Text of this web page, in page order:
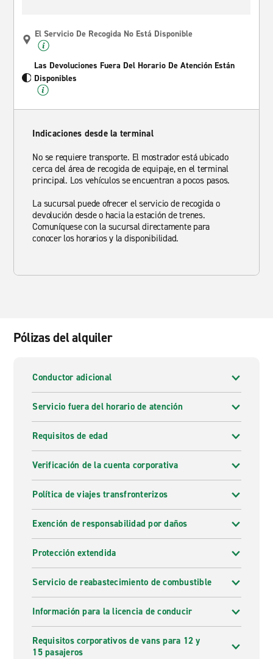
El Servicio De Recogida No Está Disponible
Las Devoluciones Fuera Del Horario De Atención Están
Disponibles
Indicaciones desde la terminal
No se requiere transporte. El mostrador está ubicado
cerca del área de recogida de equipaje, en el terminal
principal. Los vehículos se encuentran a pocos pasos.
La sucursal puede ofrecer el servicio de recogida o
devolución desde o hacia la estación de trenes.
Comuníquese con la sucursal directamente para
conocer los horarios y la disponibilidad.
Pólizas del alquiler
Conductor adicional
Servicio fuera del horario de atención
Requisitos de edad
Verificación de la cuenta corporativa
Política de viajes transfronterizos
Exención de responsabilidad por daños
Protección extendida
Servicio de reabastecimiento de combustible
Información para la licencia de conducir
Requisitos corporativos de vans para 12 y
15 pasajeros